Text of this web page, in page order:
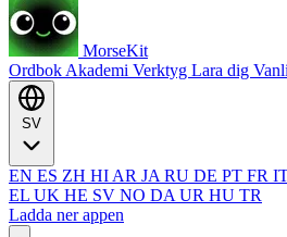
MorseKit
Ordbok Akademi Verktyg Lara dig
EN ES ZH HI AR JA RU DE PT FR
EL UK HE SV NO DA UR HU TR
Ladda ner appen